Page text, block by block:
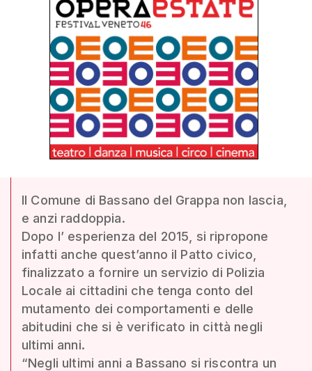
Il Comune di Bassano del Grappa non lascia,
e anzi raddoppia.
Dopo l’ esperienza del 2015, si ripropone
infatti anche quest’anno il Patto civico,
finalizzato a fornire un servizio di Polizia
Locale ai cittadini che tenga conto del
mutamento dei comportamenti e delle
abitudini che si è verificato in città negli
ultimi anni.
“Negli ultimi anni a Bassano si riscontra un